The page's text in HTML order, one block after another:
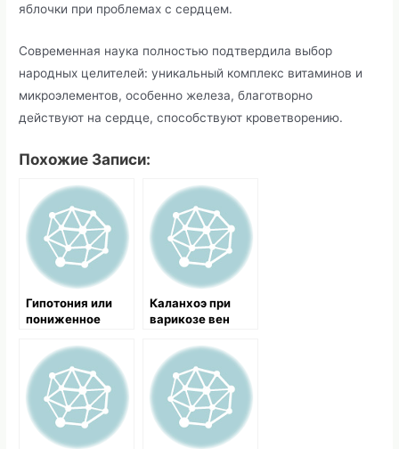
яблочки при проблемах с сердцем.
Современная наука полностью подтвердила выбор
народных целителей: уникальный комплекс витаминов и
микроэлементов, особенно железа, благотворно
действуют на сердце, способствуют кроветворению.
Похожие Записи:
Гипотония или
пониженное
симптомы и
лечение
народными
средствами
Каланхоэ при
варикозе вен